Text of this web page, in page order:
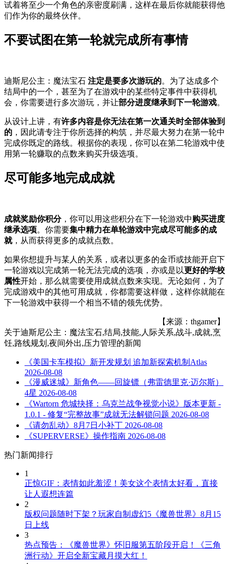
试着将至少一个角色的亲密度刷满，这样在最后你就能获得他
们作为你的最终伙伴。
不要试图在第一轮就完成所有事情
迪斯尼公主：魔法宝石 注定是要多次游玩的。为了达成多个
结局中的一个，甚至为了在游戏中的某些特定事件中获得机
会，你需要进行多次游玩，并让部分进度继承到下一轮游戏。
从设计上讲，有许多内容是你无法在第一次通关时全部体验到
的 ，因此请专注于你所选择的构筑，并尽最大努力在第一轮中
完成你既定的路线。根据你的表现，你可以在第二轮游戏中使
用第一轮赚取的点数来购买升级选项。
尽可能多地完成成就
成就奖励你积分，你可以用这些积分在下一轮游戏中购买进度
继承选项。你需要集中精力在单轮游戏中完成尽可能多的成
就，从而获得更多的成就点数。
如果你想提升与某人的关系，或者以更多的金币或技能开启下
一轮游戏以完成第一轮无法完成的选项，亦或是以更好的学校
属性开始，那么就需要使用成就点数来实现。无论如何，为了
完成游戏中的其他可用成就，你都需要这样做，这样你就能在
下一轮游戏中获得一个相当不错的领先优势。
【来源：thgamer】
关于迪斯尼公主：魔法宝石,结局,技能,人际关系,战斗,成就,烹
饪,路线规划,夜间外出,压力管理的新闻
《美国卡车模拟》新开发规划 追加新探索机制Atlas
2026-08-08
《漫威迷城》新角色——回旋镖（弗雷德里克·迈尔斯）
4星 2026-08-08
《Wartorn 危城抉择：乌克兰战争视觉小说》版本更新 -
1.0.1 - 修复“完整故事”成就无法解锁问题 2026-08-08
《请勿乱动》8月7日小补丁 2026-08-08
《SUPERVERSE》操作指南 2026-08-08
热门新闻排行
1
正惊GIF：表情如此羞涩！美女这个表情太好看，直接
让人遐想连篇
2
版权问题随时下架？玩家自制虚幻5《魔兽世界》8月15
日上线
3
热点预告：《魔兽世界》怀旧服第五阶段开启！《三角
洲行动》开启全新宝藏月摸大红！